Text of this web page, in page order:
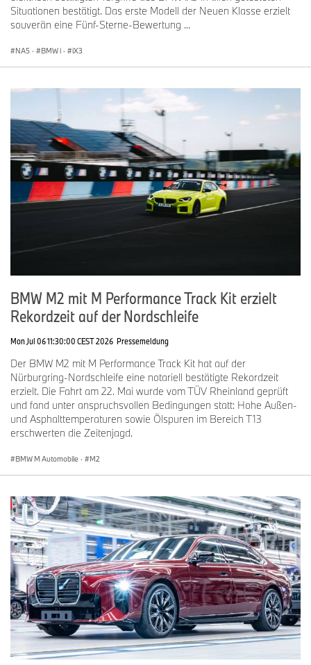
Situationen bestätigt. Das erste Modell der Neuen Klasse erzielt
souverän eine Fünf-Sterne-Bewertung ...
NA5 · BMW i · iX3
BMW M2 mit M Performance Track Kit erzielt
Rekordzeit auf der Nordschleife
Mon Jul 06 11:30:00 CEST 2026 Pressemeldung
Der BMW M2 mit M Performance Track Kit hat auf der
Nürburgring-Nordschleife eine notariell bestätigte Rekordzeit
erzielt. Die Fahrt am 22. Mai wurde vom TÜV Rheinland geprüft
und fand unter anspruchsvollen Bedingungen statt: Hohe Außen-
und Asphalttemperaturen sowie Ölspuren im Bereich T13
erschwerten die Zeitenjagd.
BMW M Automobile · M2